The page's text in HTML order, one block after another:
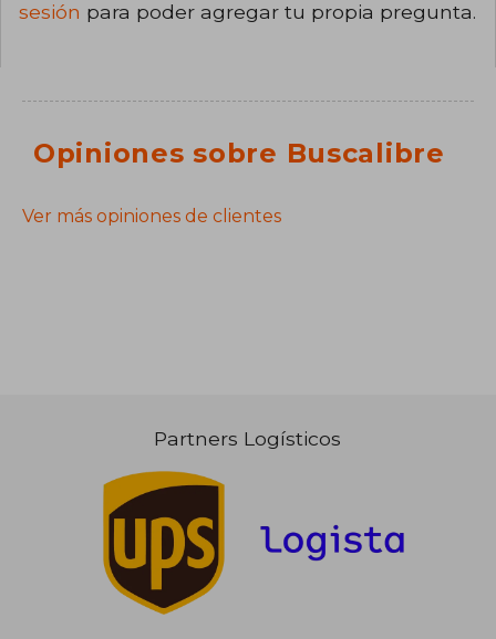
sesión para poder agregar tu propia pregunta.
Opiniones sobre Buscalibre
Ver más opiniones de clientes
Partners Logísticos